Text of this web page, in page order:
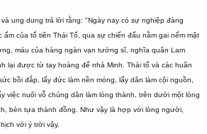
ung dung trả lời rằng: "Ngày nay có sự nghiệp đàng
của tổ tiên Thái Tổ, qua sự chiến đấu nằm gai nếm mật
máu của hàng ngàn vạn tướng sĩ, nghĩa quân Lam
lại được từ tay hoàng đế nhà Minh. Thái tổ và các huân
bồi đắp, lấy đức làm nền móng, lấy dân làm cội nguồn,
việc nuôi vỗ chúng dân làm lòng thành, trên dưới một lòng
bèn tựa thành đồng. Như vậy là hợp với lòng người,
với ý trời vậy.